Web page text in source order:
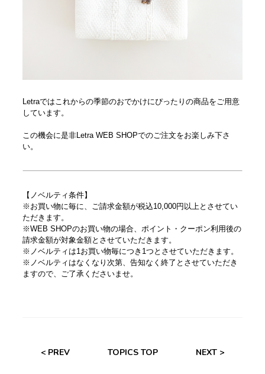
Letraではこれからの季節のおでかけにぴったりの商品をご用意
しています。
この機会に是非Letra WEB SHOPでのご注文をお楽しみ下さ
い。
【ノベルティ条件】
※お買い物に毎に、ご請求金額が税込10,000円以上とさせてい
ただきます。
※WEB SHOPのお買い物の場合、ポイント・クーポン利用後の
請求金額が対象金額とさせていただきます。
※ノベルティは1お買い物毎につき1つとさせていただきます。
※ノベルティはなくなり次第、告知なく終了とさせていただき
ますので、ご了承くださいませ。
< PREV TOPICS TOP NEXT >